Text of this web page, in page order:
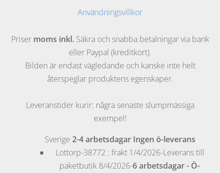
Användningsvillkor
Priser moms inkl.Säkra och snabba betalningar via bank
eller Paypal (kreditkort).
Bilden är endast vägledande och kanske inte helt
återspeglar produktens egenskaper.
Leveranstider kurir: några senaste slumpmässiga
exempel!
Sverige 2-4 arbetsdagarIngen ö-leverans
Lottorp-38772 : frakt 1/4/2026-Leverans till
paketbutik 8/4/2026-6 arbetsdagar- Ö-